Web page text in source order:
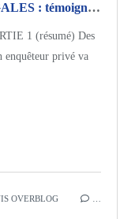
VIOLENCES CONJUGALES : témoignage / enquête. PARTIE 2
1 (résumé) Des
enquêteur privé va
OVERBLOG